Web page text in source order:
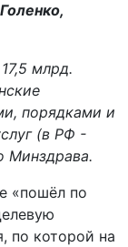
млрд.
порядками и
(в РФ -
Минздрава.
«пошёл по
по которой на